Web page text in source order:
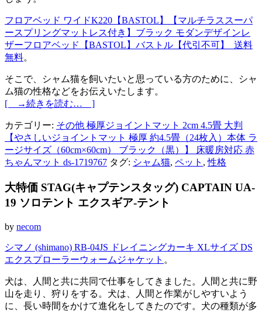
フロアベッド ワイドK220【BASTOL】【マルチラススーパ
ースプリングマットレス付き】ブラック モダンデザインレ
ザーフロアベッド【BASTOL】バストル【代引不可】_送料
無料。
そこで、シャム猫を飼いたいと思っている方のために、シャ
ム猫の性格などをお伝えいたします。
[ →続きを読む… ]
カテゴリー: その他 極厚ジョイントマット 2cm 4.5畳 大判
【やさしいジョイントマット 極厚 約4.5畳（24枚入）本体 ラ
ージサイズ（60cm×60cm） ブラック（黒）】 床暖房対応 赤
ちゃんマット ds-1719767 タグ: シャム猫, ペット ,性格
大特価 STAG(キャプテンスタッグ) CAPTAIN UA-
19 ソロテント エクスギア-テント
by necom
シマノ (shimano) RB-04JS ドレイニングカーキ XLサイズ DS
エクスプローラーウォームジャケット 。
犬は、人間と共に共同で仕事をしてきました。人間と共に野
山を走り、狩りをする。犬は、人間と作業がしやすいよう
に、長い時間をかけて進化をしてきたのです。犬の種類が多